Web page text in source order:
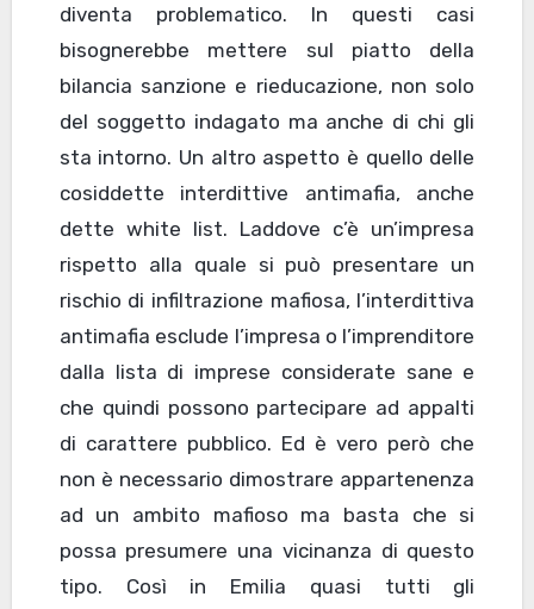
diventa problematico. In questi casi
bisognerebbe mettere sul piatto della
bilancia sanzione e rieducazione, non solo
del soggetto indagato ma anche di chi gli
sta intorno. Un altro aspetto è quello delle
cosiddette interdittive antimafia, anche
dette white list. Laddove c’è un’impresa
rispetto alla quale si può presentare un
rischio di infiltrazione mafiosa, l’interdittiva
antimafia esclude l’impresa o l’imprenditore
dalla lista di imprese considerate sane e
che quindi possono partecipare ad appalti
di carattere pubblico. Ed è vero però che
non è necessario dimostrare appartenenza
ad un ambito mafioso ma basta che si
possa presumere una vicinanza di questo
tipo. Così in Emilia quasi tutti gli